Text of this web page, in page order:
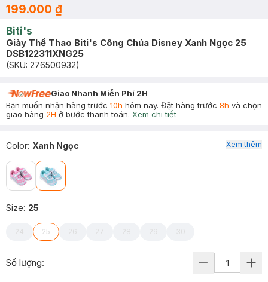
199.000 ₫
Biti's
Giày Thể Thao Biti's Công Chúa Disney Xanh Ngọc 25
DSB122311XNG25
(SKU: 276500932)
Giao Nhanh Miễn Phí 2H
Bạn muốn nhận hàng trước 10h hôm nay. Đặt hàng trước 8h và chọn
giao hàng 2H ở bước thanh toán. Xem chi tiết
Color: Xanh Ngọc
Size: 25
24 25 26 27 28 29 30
Xem thêm
Số lượng: